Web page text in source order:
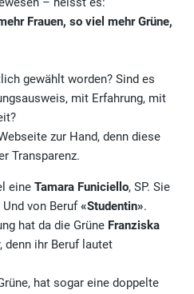
Frauen, so viel mehr Grüne,
gewählt worden? Sind es
mit Erfahrung, mit
zur Hand, denn diese
Transparenz.
eine Tamara Funiciello, SP. Sie
von Beruf«Studentin».
hat da die Grüne Franziska
denn ihr Beruf lautet
hat sogar eine doppelte